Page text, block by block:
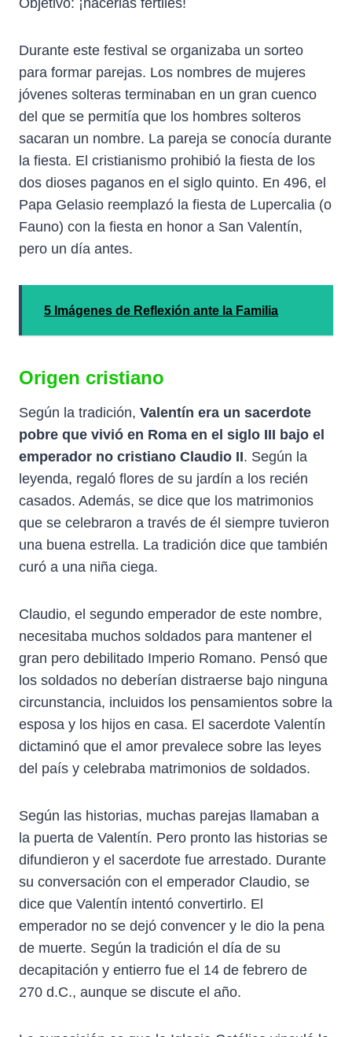
Durante este festival se organizaba un sorteo
para formar parejas. Los nombres de mujeres
jóvenes solteras terminaban en un gran cuenco
del que se permitía que los hombres solteros
sacaran un nombre. La pareja se conocía durante
la fiesta. El cristianismo prohibió la fiesta de los
dos dioses paganos en el siglo quinto. En 496, el
Papa Gelasio reemplazó la fiesta de Lupercalia (o
Fauno) con la fiesta en honor a San Valentín,
pero un día antes.
5 Imágenes de Reflexión ante la Familia
Origen cristiano
Según la tradición, Valentín era un sacerdote
pobre que vivió en Roma en el siglo III bajo el
emperador no cristiano Claudio II. Según la
leyenda, regaló flores de su jardín a los recién
casados. Además, se dice que los matrimonios
que se celebraron a través de él siempre tuvieron
una buena estrella. La tradición dice que también
curó a una niña ciega.
Claudio, el segundo emperador de este nombre,
necesitaba muchos soldados para mantener el
gran pero debilitado Imperio Romano. Pensó que
los soldados no deberían distraerse bajo ninguna
circunstancia, incluidos los pensamientos sobre la
esposa y los hijos en casa. El sacerdote Valentín
dictaminó que el amor prevalece sobre las leyes
del país y celebraba matrimonios de soldados.
Según las historias, muchas parejas llamaban a
la puerta de Valentín. Pero pronto las historias se
difundieron y el sacerdote fue arrestado. Durante
su conversación con el emperador Claudio, se
dice que Valentín intentó convertirlo. El
emperador no se dejó convencer y le dio la pena
de muerte. Según la tradición el día de su
decapitación y entierro fue el 14 de febrero de
270 d.C., aunque se discute el año.